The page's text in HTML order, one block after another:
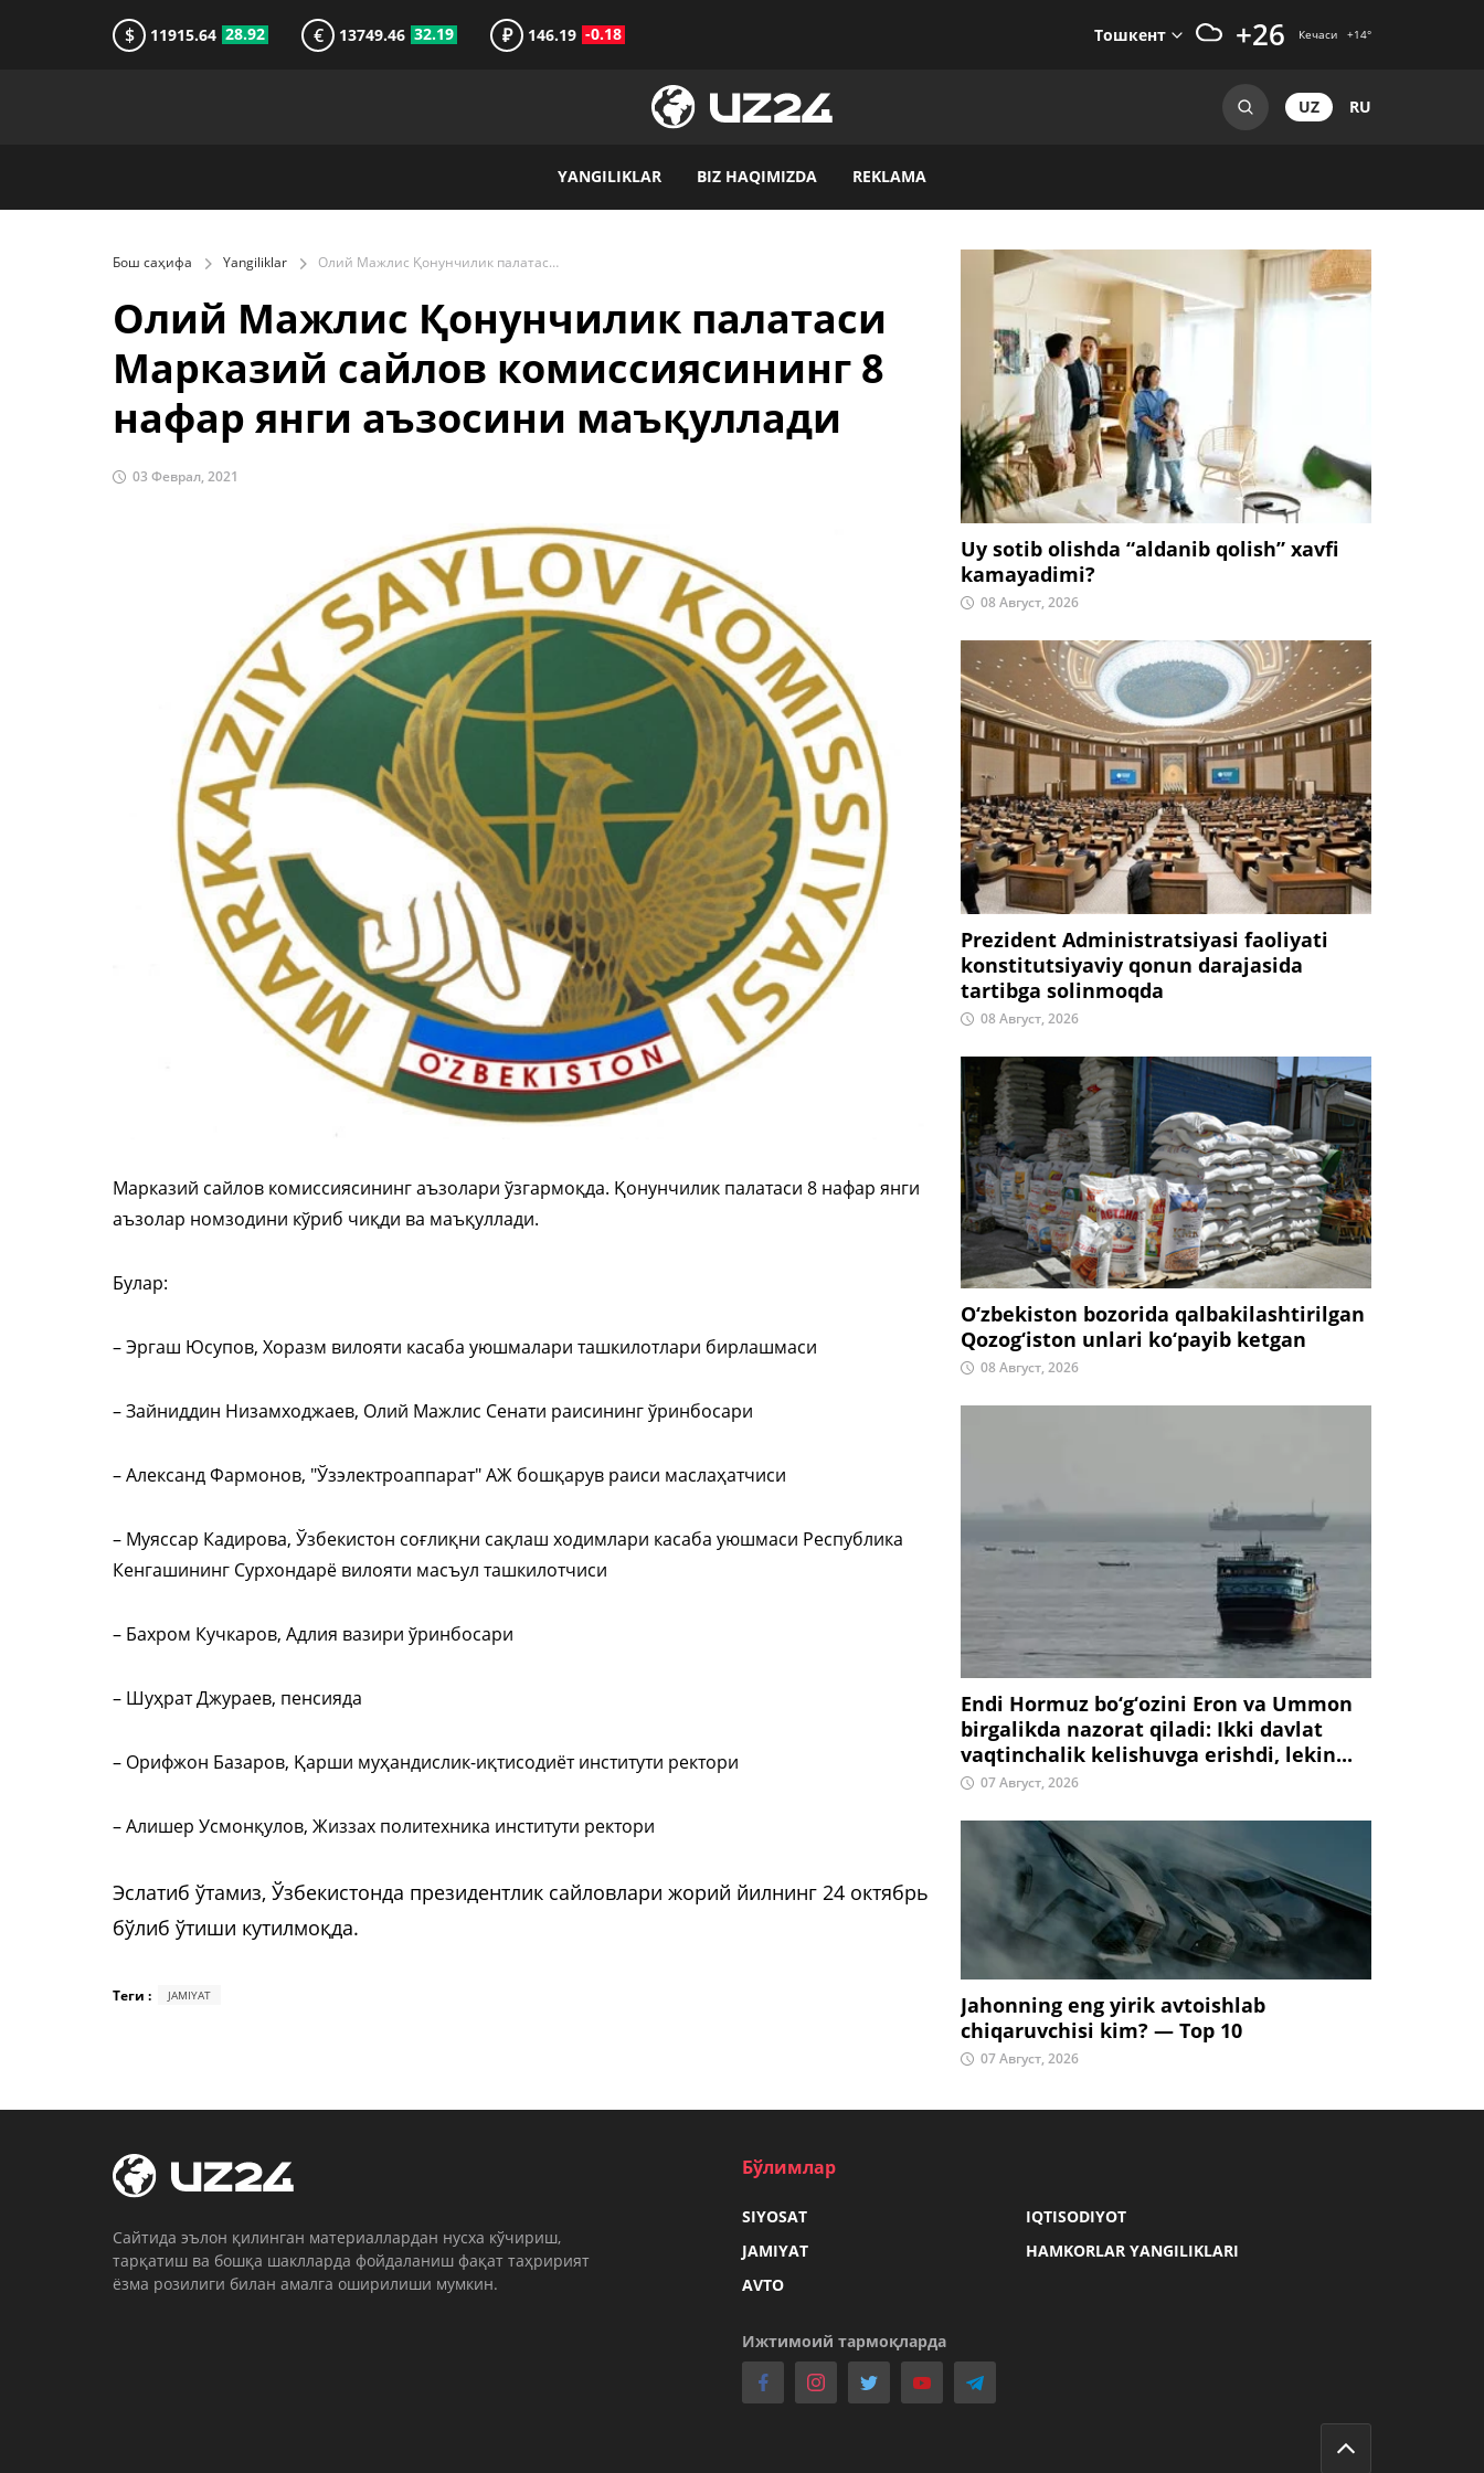
$ 11915.64 28.92 € 13749.46 32.19 ₽ 146.19 -0.18 Тошкент +26 Кечаси +14°
UZ RU
YANGILIKLAR BIZ HAQIMIZDA REKLAMA
Бош саҳифа Yangiliklar Олий Мажлис Қонунчилик палатаси Марказий сайлов комиссиясининг 8 нафар янги аъзосини маъқуллади
Олий Мажлис Қонунчилик палатаси
Марказий сайлов комиссиясининг 8
нафар янги аъзосини маъқуллади
03 Феврал, 2021
Марказий сайлов комиссиясининг аъзолари ўзгармоқда. Қонунчилик палатаси 8 нафар янги
аъзолар номзодини кўриб чиқди ва маъқуллади.
Булар:
– Эргаш Юсупов, Хоразм вилояти касаба уюшмалари ташкилотлари бирлашмаси
– Зайниддин Низамходжаев, Олий Мажлис Сенати раисининг ўринбосари
– Александ Фармонов, "Ўзэлектроаппарат" АЖ бошқарув раиси маслаҳатчиси
– Муяссар Кадирова, Ўзбекистон соғлиқни сақлаш ходимлари касаба уюшмаси Республика
Кенгашининг Сурхондарё вилояти масъул ташкилотчиси
– Бахром Кучкаров, Адлия вазири ўринбосари
– Шуҳрат Джураев, пенсияда
– Орифжон Базаров, Қарши муҳандислик-иқтисодиёт институти ректори
– Алишер Усмонқулов, Жиззах политехника институти ректори
Эслатиб ўтамиз, Ўзбекистонда президентлик сайловлари жорий йилнинг 24 октябрь
бўлиб ўтиши кутилмоқда.
Теги : JAMIYAT
Uy sotib olishda “aldanib qolish” xavfi
kamayadimi?
08 Август, 2026
Prezident Administratsiyasi faoliyati
konstitutsiyaviy qonun darajasida
tartibga solinmoqda
08 Август, 2026
O‘zbekiston bozorida qalbakilashtirilgan
Qozog‘iston unlari ko‘payib ketgan
08 Август, 2026
Endi Hormuz bo‘g‘ozini Eron va Ummon
birgalikda nazorat qiladi: Ikki davlat
vaqtinchalik kelishuvga erishdi, lekin...
07 Август, 2026
Jahonning eng yirik avtoishlab
chiqaruvchisi kim? — Top 10
07 Август, 2026
Cайтида эълон қилинган материаллардан нусха кўчириш,
тарқатиш ва бошқа шаклларда фойдаланиш фақат таҳририят
ёзма розилиги билан амалга оширилиши мумкин.
Бўлимлар
SIYOSAT
IQTISODIYOT
JAMIYAT
HAMKORLAR YANGILIKLARI
AVTO
Ижтимоий тармоқларда